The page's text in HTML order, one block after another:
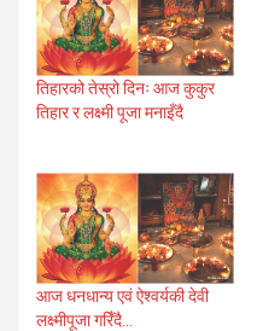
तिहारको तेस्रो दिनः आज कुकुर
तिहार र लक्ष्मी पूजा मनाइँदै
आज धनधान्य एवं ऐश्वर्यकी देवी
लक्ष्मीपूजा गरिँदै…